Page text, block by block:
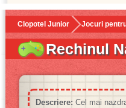
Clopotel Junior Jocuri
Rechinul
Descriere: Cel mai